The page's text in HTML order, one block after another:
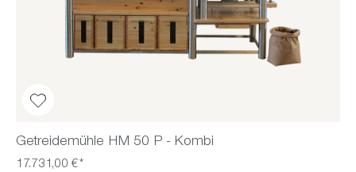
Getreidemühle HM 50 P - Kombi
17.731,00 €*